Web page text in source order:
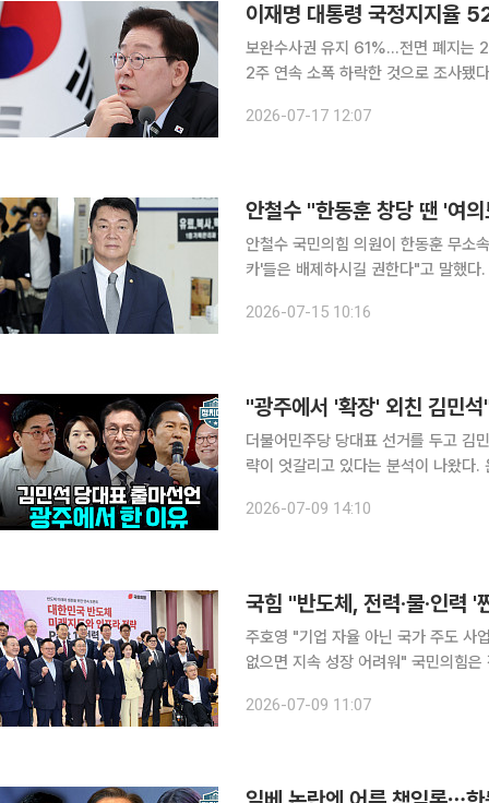
이재명 대통령 국정지지율
보완수사권 유지 61%…전면 폐지는 23% 이재명 대통령의 국정 수행 지지율이 52%
2주 연속 소폭 하락한 것으로 조사됐
한 여론조사 결과에 따르면 14일부터
2026-07-17 12:07
안철수 "한동훈 창당 땐 '여
안철수 국민의힘 의원이 한동훈 무소
카'들은 배제하시길 권한다"고 말했다. 안 의원은 15일 자신의 페이스북에 '한동훈 의원, 창당할 때
차분히 상황을 지켜봤다"며 "아니나
2026-07-15 10:16
"광주에서 '확장' 외친 김민
더불어민주당 당대표 선거를 두고 김
략이 엇갈리고 있다는 분석이 나왔다. 윤태곤 더모아 정치분석실장은 8일 공개된 유튜브 채널 이투
를 짚었다. 윤 실장은 “광주는 지
2026-07-09 14:10
국힘 "반도체, 전력·물·인력
주호영 "기업 자율 아닌 국가 주도 사
없으면 지속 성장 어려워" 국민의힘은 정부의 호남 반도체 메가프로젝트를 겨냥해 '정치 논리가 아
민의힘은 9일 국회 의원회관에서 '대
2026-07-09 11:07